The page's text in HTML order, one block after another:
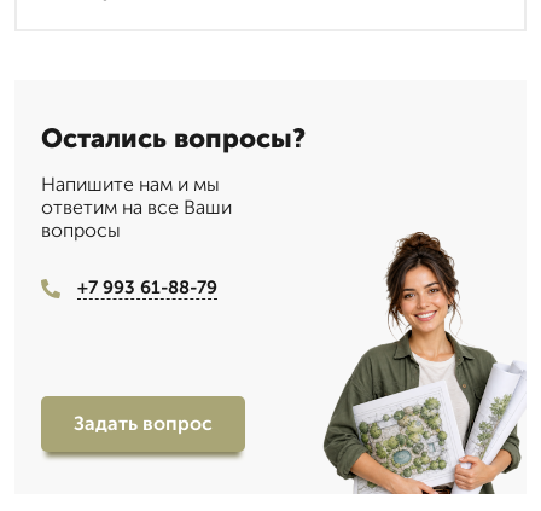
Остались вопросы?
Напишите нам и мы
ответим на все Ваши
вопросы
+7 993 61-88-79
Задать вопрос